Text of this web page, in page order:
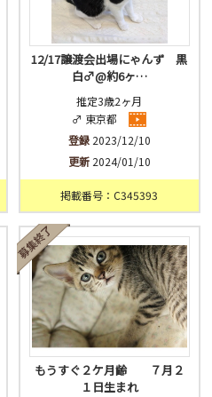
12/17譲渡会出場にゃんず 黒
白♂@約6ヶ…
推定3歳2ヶ月
♂ 東京都
登録2023/12/10
更新2024/01/10
掲載番号：C345393
もうすぐ２ケ月齢 ７月２
１日生まれ